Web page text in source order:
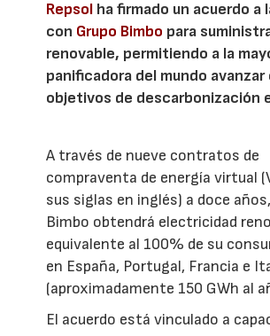
Repsol ha firmado un acuerdo a
con Grupo Bimbo para
renovable, permitiendo a la
panificadora del mundo avanzar
objetivos de descarbonización
A través de nueve contratos de
compraventa de energía virtual
sus siglas en inglés) a doce
Bimbo obtendrá electricidad
equivalente al 100% de su
en España, Portugal, Francia e
(aproximadamente 150 GWh al
El acuerdo está vinculado a